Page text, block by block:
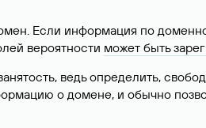
Если информация по
вероятности может быть
ведь определить,
о домене, и обычно